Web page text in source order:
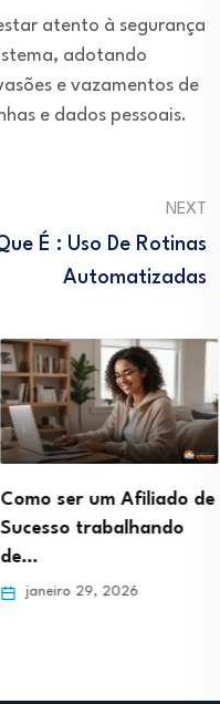
atento à segurança
adotando
e vazamentos de
e dados pessoais.
NEXT
É : Uso De Rotinas
Automatizadas
ser um Afiliado de
trabalhando
janeiro 29, 2026